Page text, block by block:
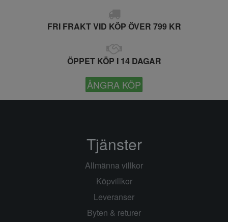
FRI FRAKT VID KÖP ÖVER 799 KR
ÖPPET KÖP I 14 DAGAR
ÅNGRA KÖP
Tjänster
Allmänna villkor
Köpvillkor
Leveranser
Byten & returer